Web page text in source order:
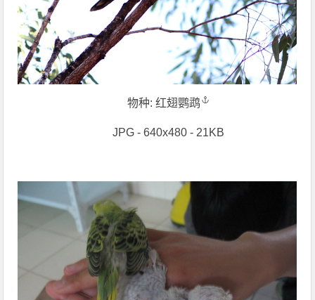
物种: 红翅鹦鹉
JPG - 640x480 - 21KB